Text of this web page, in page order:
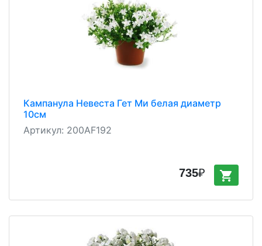
Кампанула Невеста Гет Ми белая диаметр
10см
Артикул: 200AF192
735₽ shopping_cart